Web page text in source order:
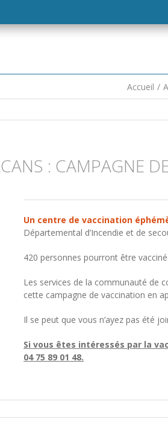
Accueil /
: CAMPAGNE
Un centre de vaccination
Départemental d’Incendie et de
420 personnes pourront être
Les services de la communauté de
cette campagne de vaccination en
Il se peut que vous n’ayez pas été
Si vous êtes intéressés par la
04 75 89 01 48.